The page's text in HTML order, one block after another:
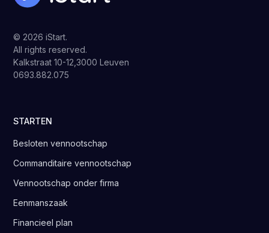
STARTEN
Besloten vennootschap
Commanditaire vennootschap
Vennootschap onder firma
Eenmanszaak
Financieel plan
© 2026 iStart.
All rights reserved.
Kalkstraat 10-12,3000 Leuven
0693.882.075